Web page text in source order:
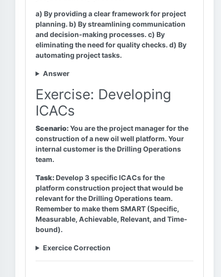
a) By providing a clear framework for project
planning. b) By streamlining communication
and decision-making processes. c) By
eliminating the need for quality checks. d) By
automating project tasks.
Answer
Exercise: Developing
ICACs
Scenario:You are the project manager for the
construction of a new oil well platform. Your
internal customer is the Drilling Operations
team.
Task: Develop 3 specific ICACs for the
platform construction project that would be
relevant for the Drilling Operations team.
Remember to make them SMART (Specific,
Measurable, Achievable, Relevant, and Time-
bound).
Exercice Correction